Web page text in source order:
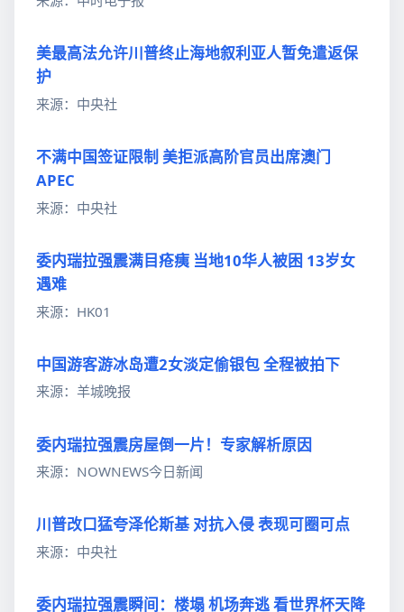
美最高法允许川普终止海地叙利亚人暂免遣返保
护
来源：中央社
不满中国签证限制 美拒派高阶官员出席澳门
APEC
来源：中央社
委内瑞拉强震满目疮痍 当地10华人被困 13岁女
遇难
来源：HK01
中国游客游冰岛遭2女淡定偷银包 全程被拍下
来源：羊城晚报
委内瑞拉强震房屋倒一片！专家解析原因
来源：NOWNEWS今日新闻
川普改口猛夸泽伦斯基 对抗入侵 表现可圈可点
来源：中央社
委内瑞拉强震瞬间：楼塌 机场奔逃 看世界杯天降